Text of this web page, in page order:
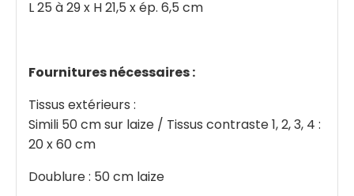
L 25 à 29 x H 21,5 x ép. 6,5 cm
Fournitures nécessaires :
Tissus extérieurs :
Simili 50 cm sur laize / Tissus contraste 1, 2, 3, 4 :
20 x 60 cm
Doublure : 50 cm laize